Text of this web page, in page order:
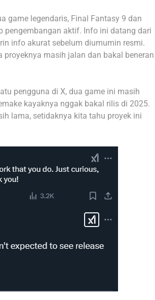
game legendaris, Final Fantasy 9 dan
pengembangan aktif. Info ini datang dari
info akurat sebelum diumumin resmi.
masih jalan dan bakal beneran
pengguna di X, dua game ini masih
kayaknya nggak bakal rilis di 2025.
lama, setidaknya kita tahu proyek ini